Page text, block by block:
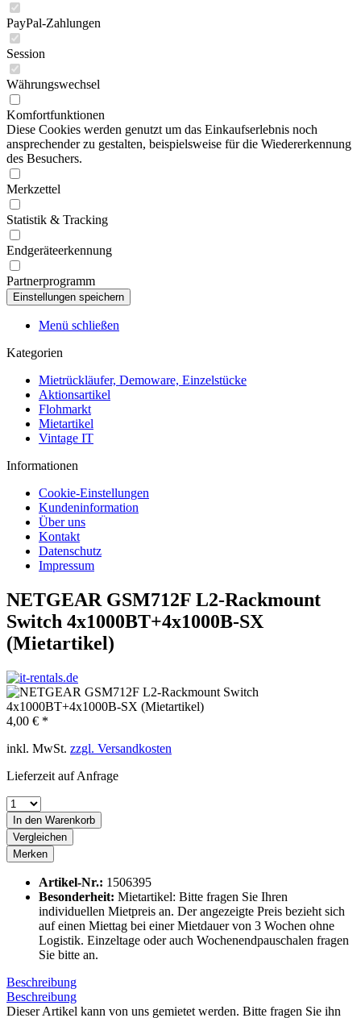
PayPal-Zahlungen
Session
Währungswechsel
Komfortfunktionen
Diese Cookies werden genutzt um das Einkaufserlebnis noch
ansprechender zu gestalten, beispielsweise für die Wiedererkennung
des Besuchers.
Merkzettel
Statistik & Tracking
Endgeräteerkennung
Partnerprogramm
Menü schließen
Kategorien
Mietrückläufer, Demoware, Einzelstücke
Aktionsartikel
Flohmarkt
Mietartikel
Vintage IT
Informationen
Cookie-Einstellungen
Kundeninformation
Über uns
Kontakt
Datenschutz
Impressum
NETGEAR GSM712F L2-Rackmount
Switch 4x1000BT+4x1000B-SX
(Mietartikel)
4,00 € *
inkl. MwSt. zzgl. Versandkosten
Lieferzeit auf Anfrage
In den Warenkorb
Vergleichen
Merken
Artikel-Nr.: 1506395
Besonderheit: Mietartikel: Bitte fragen Sie Ihren
individuellen Mietpreis an. Der angezeigte Preis bezieht sich
auf einen Miettag bei einer Mietdauer von 3 Wochen ohne
Logistik. Einzeltage oder auch Wochenendpauschalen fragen
Sie bitte an.
Beschreibung
Beschreibung
Dieser Artikel kann von uns gemietet werden. Bitte fragen Sie ihn